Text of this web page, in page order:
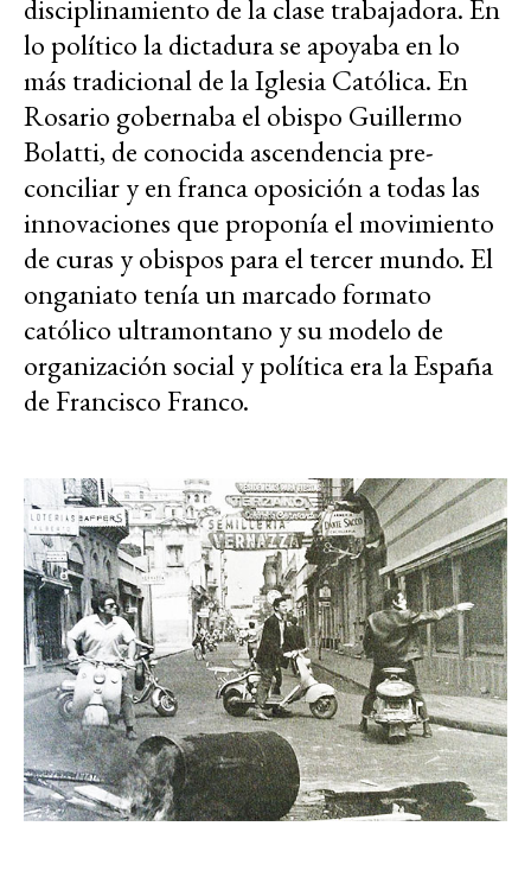
disciplinamiento de la clase trabajadora. En
lo político la dictadura se apoyaba en lo
más tradicional de la Iglesia Católica. En
Rosario gobernaba el obispo Guillermo
Bolatti, de conocida ascendencia pre-
conciliar y en franca oposición a todas las
innovaciones que proponía el movimiento
de curas y obispos para el tercer mundo. El
onganiato tenía un marcado formato
católico ultramontano y su modelo de
organización social y política era la España
de Francisco Franco.